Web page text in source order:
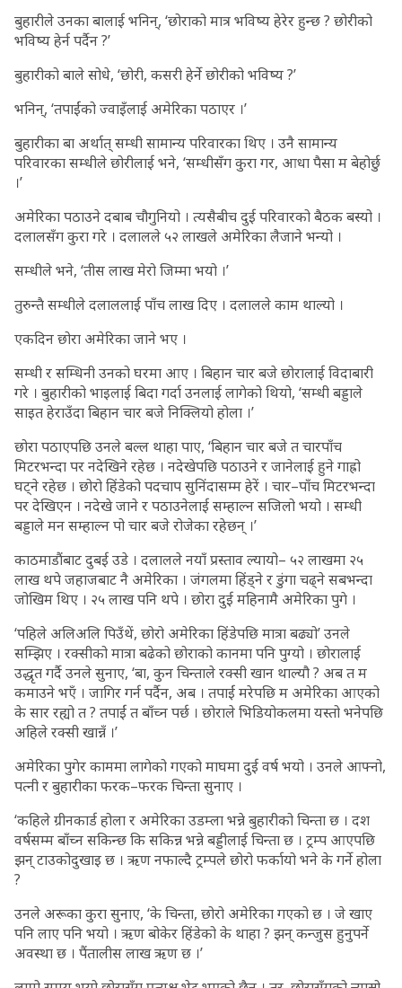
बुहारीले उनका बालाई भनिन्, ‘छोराको मात्र भविष्य हेरेर हुन्छ ? छोरीको
भविष्य हेर्न पर्दैन ?’
बुहारीको बाले सोधे, ‘छोरी, कसरी हेर्ने छोरीको भविष्य ?’
भनिन्, ‘तपाईंको ज्वाइँलाई अमेरिका पठाएर ।’
बुहारीका बा अर्थात् सम्धी सामान्य परिवारका थिए । उनै सामान्य
परिवारका सम्धीले छोरीलाई भने, ‘सम्धीसँग कुरा गर, आधा पैसा म बेहोर्छु
।’
अमेरिका पठाउने दबाब चौगुनियो । त्यसैबीच दुई परिवारको बैठक बस्यो ।
दलालसँग कुरा गरे । दलालले ५२ लाखले अमेरिका लैजाने भन्यो ।
सम्धीले भने, ‘तीस लाख मेरो जिम्मा भयो ।’
तुरुन्तै सम्धीले दलाललाई पाँच लाख दिए । दलालले काम थाल्यो ।
एकदिन छोरा अमेरिका जाने भए ।
सम्धी र सम्धिनी उनको घरमा आए । बिहान चार बजे छोरालाई विदाबारी
गरे । बुहारीको भाइलाई बिदा गर्दा उनलाई लागेको थियो, ‘सम्धी बड्डाले
साइत हेराउँदा बिहान चार बजे निक्लियो होला ।’
छोरा पठाएपछि उनले बल्ल थाहा पाए, ‘बिहान चार बजे त चारपाँच
मिटरभन्दा पर नदेखिने रहेछ । नदेखेपछि पठाउने र जानेलाई हुने गाह्रो
घट्ने रहेछ । छोरो हिंडेको पदचाप सुनिंदासम्म हेरें । चार–पाँच मिटरभन्दा
पर देखिएन । नदेखे जाने र पठाउनेलाई सम्हाल्न सजिलो भयो । सम्धी
बड्डाले मन सम्हाल्न पो चार बजे रोजेका रहेछन् ।’
काठमाडौंबाट दुबई उडे । दलालले नयाँ प्रस्ताव ल्यायो– ५२ लाखमा २५
लाख थपे जहाजबाट नै अमेरिका । जंगलमा हिंड्ने र डुंगा चढ्ने सबभन्दा
जोखिम थिए । २५ लाख पनि थपे । छोरा दुई महिनामै अमेरिका पुगे ।
‘पहिले अलिअलि पिउँथें, छोरो अमेरिका हिंडेपछि मात्रा बढ्यो’ उनले
सम्झिए । रक्सीको मात्रा बढेको छोराको कानमा पनि पुग्यो । छोरालाई
उद्धृत गर्दै उनले सुनाए, ‘बा, कुन चिन्ताले रक्सी खान थाल्यौ ? अब त म
कमाउने भएँ । जागिर गर्न पर्दैन, अब । तपाईं मरेपछि म अमेरिका आएको
के सार रह्यो त ? तपाईं त बाँच्न पर्छ । छोराले भिडियोकलमा यस्तो भनेपछि
अहिले रक्सी खान्नँ ।’
अमेरिका पुगेर काममा लागेको गएको माघमा दुई वर्ष भयो । उनले आफ्नो,
पत्नी र बुहारीका फरक–फरक चिन्ता सुनाए ।
‘कहिले ग्रीनकार्ड होला र अमेरिका उडम्ला भन्ने बुहारीको चिन्ता छ । दश
वर्षसम्म बाँच्न सकिन्छ कि सकिन्न भन्ने बड्डीलाई चिन्ता छ । ट्रम्प आएपछि
झन् टाउकोदुखाइ छ । ऋण नफाल्दै ट्रम्पले छोरो फर्कायो भने के गर्ने होला
?
उनले अरूका कुरा सुनाए, ‘के चिन्ता, छोरो अमेरिका गएको छ । जे खाए
पनि लाए पनि भयो । ऋण बोकेर हिंडेको के थाहा ? झन् कन्जुस हुनुपर्ने
अवस्था छ । पैंतालीस लाख ऋण छ ।’